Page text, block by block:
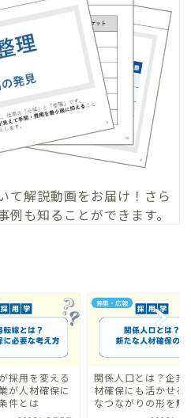
て解説動画をお届け！さら
例も知ることができます。
採用を変える
が人材確保に
件とは
募集・広報
関係人口とは？企業
材確保にも活かせる
なつながりの形を解